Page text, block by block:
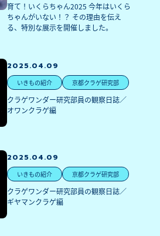
育て！いくらちゃん2025 今年はいくら
ちゃんがいない！？ その理由を伝え
る、特別な展示を開催しました。
2025.04.09
いきもの紹介 京都クラゲ研究部
クラゲワンダー研究部員の観察日誌／
オワンクラゲ編
2025.04.09
いきもの紹介 京都クラゲ研究部
クラゲワンダー研究部員の観察日誌／
ギヤマンクラゲ編